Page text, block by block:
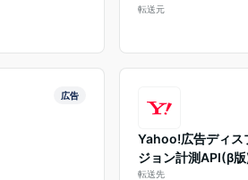
転送元
広告
Yahoo!広告ディス
ジョン計測API(β版
転送先